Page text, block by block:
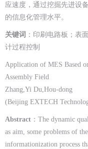
应速度，通过挖掘先进设
的信息化管理水平。
关键词 ：印刷电路板；表
计过程控制
Application of MES Based
Assembly Field
Zhang,Yi Du,Hou-dong
(Beijing EXTECH
Abstract ：The dynamic
as aim, some problems of
informationization process